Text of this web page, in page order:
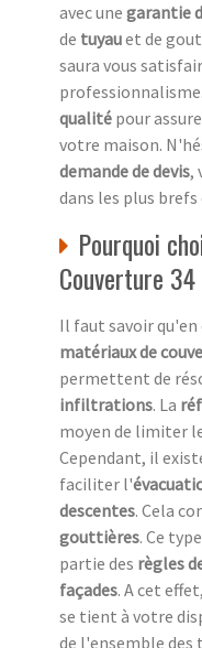
avec une garantie
de tuyauet de
saura vous
qualité pour
votre maison.
demande de devis,
dans les plus brefs
Pourquoi
Couverture
Il faut savoir qu'en
matériaux de
permettent de
infiltrations. La
moyen de limiter
Cependant, il
faciliter l'
descentes. Cela
gouttières. Ce
partie des règles
façades. A cet
se tient à votre
de l'ensemble des